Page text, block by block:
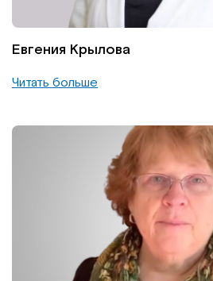
Евгения Крылова
Читать больше